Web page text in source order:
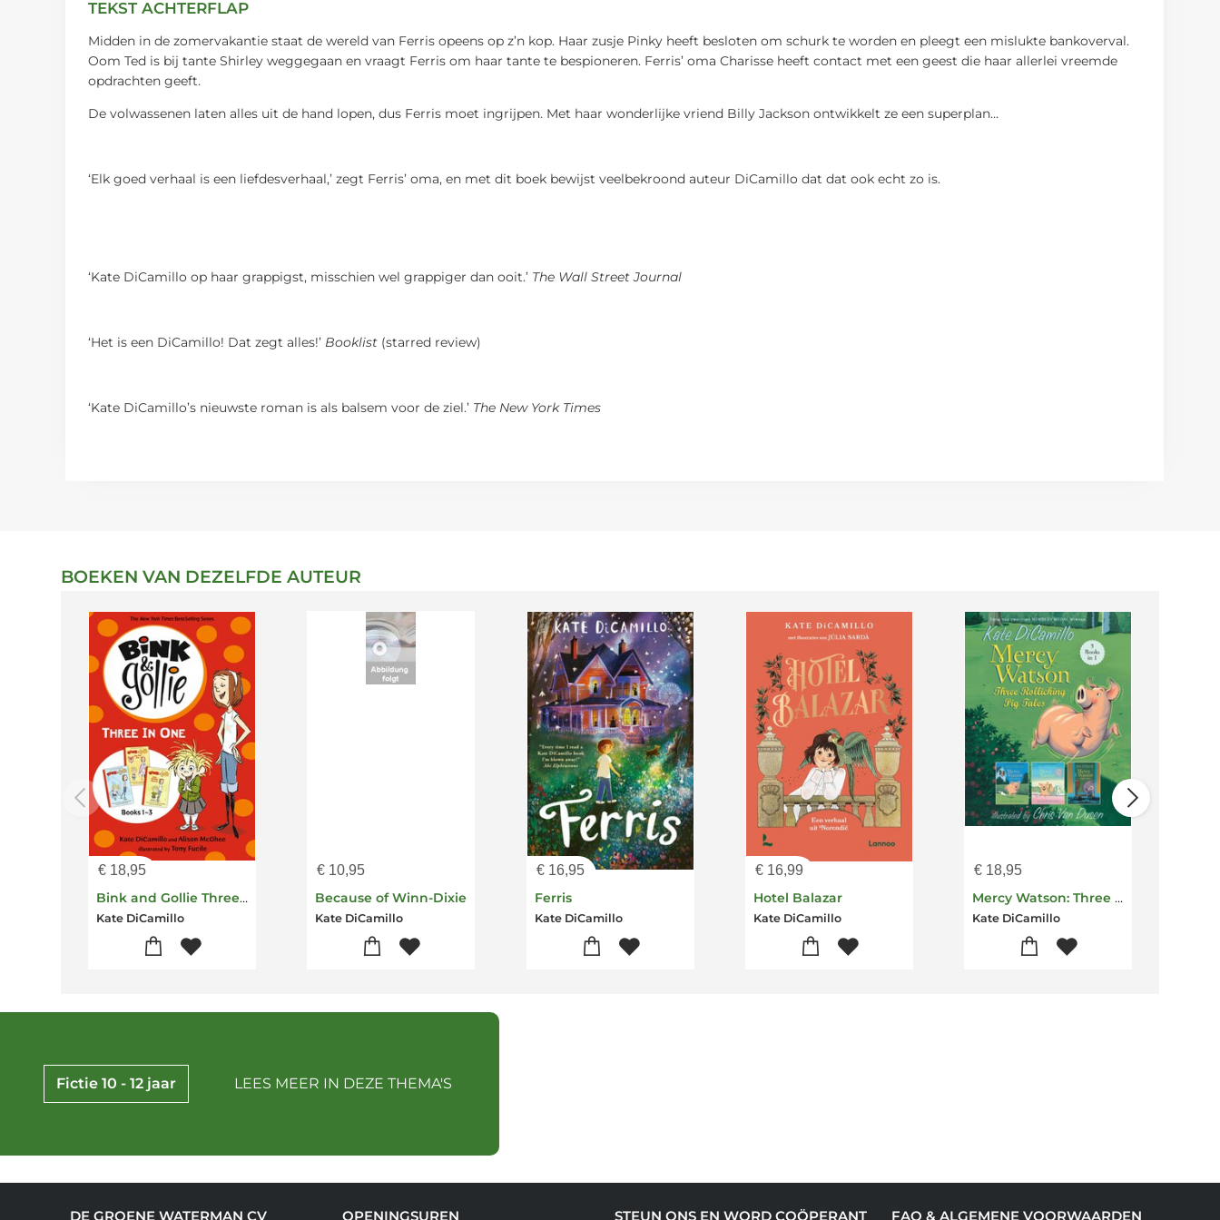
TEKST ACHTERFLAP
Midden in de zomervakantie staat de wereld van Ferris opeens op z’n kop. Haar zusje Pinky heeft besloten om schurk te worden en pleegt een mislukte bankoverval.
Oom Ted is bij tante Shirley weggegaan en vraagt Ferris om haar tante te bespioneren. Ferris’ oma Charisse heeft contact met een geest die haar allerlei vreemde
opdrachten geeft.
De volwassenen laten alles uit de hand lopen, dus Ferris moet ingrijpen. Met haar wonderlijke vriend Billy Jackson ontwikkelt ze een superplan…
‘Elk goed verhaal is een liefdesverhaal,’ zegt Ferris’ oma, en met dit boek bewijst veelbekroond auteur DiCamillo dat dat ook echt zo is.
‘Kate DiCamillo op haar grappigst, misschien wel grappiger dan ooit.’ The Wall Street Journal
‘Het is een DiCamillo! Dat zegt alles!’ Booklist (starred review)
‘Kate DiCamillo’s nieuwste roman is als balsem voor de ziel.’ The New York Times
BOEKEN VAN DEZELFDE AUTEUR
€ 18,95
Bink and Gollie Three in One: (A Middle Grade Chapter Book Collection Full of Friendship, Humor, and Imagination - For Kids Ages 6-9)
Kate DiCamillo
€ 10,95
Because of Winn-Dixie
Kate DiCamillo
€16,95
Ferris
Kate DiCamillo
€16,99
Hotel Balazar
Kate DiCamillo
€ 18,95
Mercy Watson: Three Rollicking Pig Tales
Kate DiCamillo
Fictie 10 - 12 jaar LEES MEER IN DEZE THEMA'S
DE GROENE WATERMAN CV OPENINGSUREN STEUN ONS EN WORD COÖPERANT FAQ & ALGEMENE VOORWAARDEN